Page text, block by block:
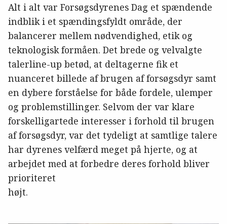
Alt i alt var Forsøgsdyrenes Dag et spændende
indblik i et spændingsfyldt område, der
balancerer mellem nødvendighed, etik og
teknologisk formåen. Det brede og velvalgte
talerline-up betød, at deltagerne fik et
nuanceret billede af brugen af forsøgsdyr samt
en dybere forståelse for både fordele, ulemper
og problemstillinger. Selvom der var klare
forskelligartede interesser i forhold til brugen
af forsøgsdyr, var det tydeligt at samtlige talere
har dyrenes velfærd meget på hjerte, og at
arbejdet med at forbedre deres forhold bliver
prioriteret
højt.